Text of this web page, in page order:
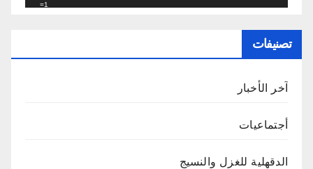
_=1
تصنيفات
آخر الأخبار
أجتماعيات
الدقهلية للغزل والنسيج